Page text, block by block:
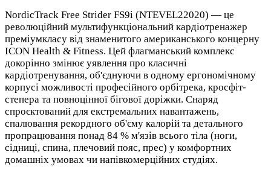
NordicTrack Free Strider FS9i (NTEVEL22020) — це
революційний мультифункціональний кардіотренажер
преміумкласу від знаменитого американського концерну
ICON Health & Fitness. Цей флагманський комплекс
докорінно змінює уявлення про класичні
кардіотренування, об'єднуючи в одному ергономічному
корпусі можливості професійного орбітрека, кросфіт-
степера та повноцінної бігової доріжки. Снаряд
спроєктований для екстремальних навантажень,
спалювання рекордного об'єму калорій та детального
пропрацювання понад 84 % м'язів всього тіла (ноги,
сідниці, спина, плечовий пояс, прес) у комфортних
домашніх умовах чи напівкомерційних студіях.